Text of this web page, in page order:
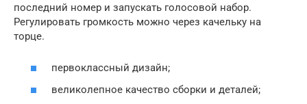
последний номер и запускать голосовой набор.
Регулировать громкость можно через качельку на
торце.
первоклассный дизайн;
великолепное качество сборки и деталей;